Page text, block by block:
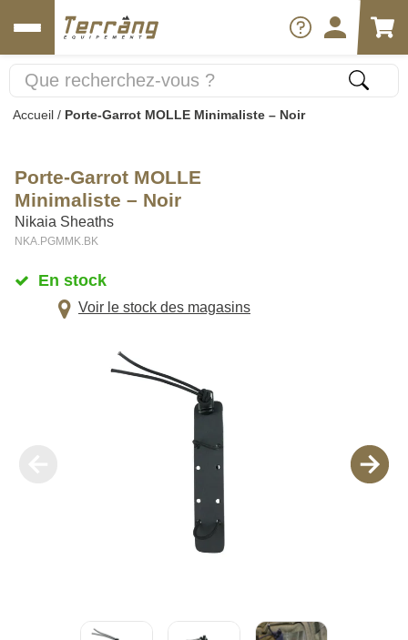
Accueil / Porte-Garrot MOLLE Minimaliste – Noir
Porte-Garrot MOLLE
Minimaliste – Noir
Nikaia Sheaths
NKA.PGMMK.BK
En stock
Voir le stock des magasins